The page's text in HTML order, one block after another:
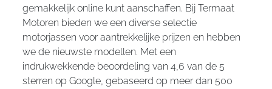
gemakkelijk online kunt aanschaffen. Bij Termaat
Motoren bieden we een diverse selectie
motorjassen voor aantrekkelijke prijzen en hebben
we de nieuwste modellen. Met een
indrukwekkende beoordeling van 4,6 van de 5
sterren op Google, gebaseerd op meer dan 500